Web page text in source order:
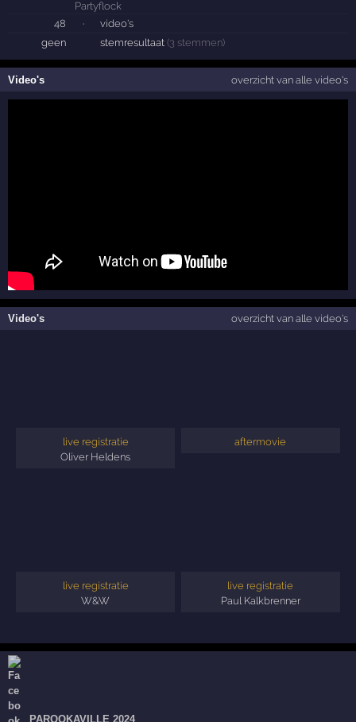
48 ·
video's
geen
stemresultaat(3 stemmen)
Video's overzicht van alle video's
Video's overzicht van alle video's
live registratie
Oliver Heldens
aftermovie
live registratie
W&W
live registratie
Paul Kalkbrenner
PAROOKAVILLE 2024